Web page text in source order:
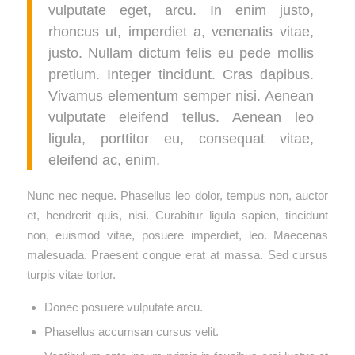
vulputate eget, arcu. In enim justo,
rhoncus ut, imperdiet a, venenatis vitae,
justo. Nullam dictum felis eu pede mollis
pretium. Integer tincidunt. Cras dapibus.
Vivamus elementum semper nisi. Aenean
vulputate eleifend tellus. Aenean leo
ligula, porttitor eu, consequat vitae,
eleifend ac, enim.
Nunc nec neque. Phasellus leo dolor, tempus non, auctor
et, hendrerit quis, nisi. Curabitur ligula sapien, tincidunt
non, euismod vitae, posuere imperdiet, leo. Maecenas
malesuada. Praesent congue erat at massa. Sed cursus
turpis vitae tortor.
Donec posuere vulputate arcu.
Phasellus accumsan cursus velit.